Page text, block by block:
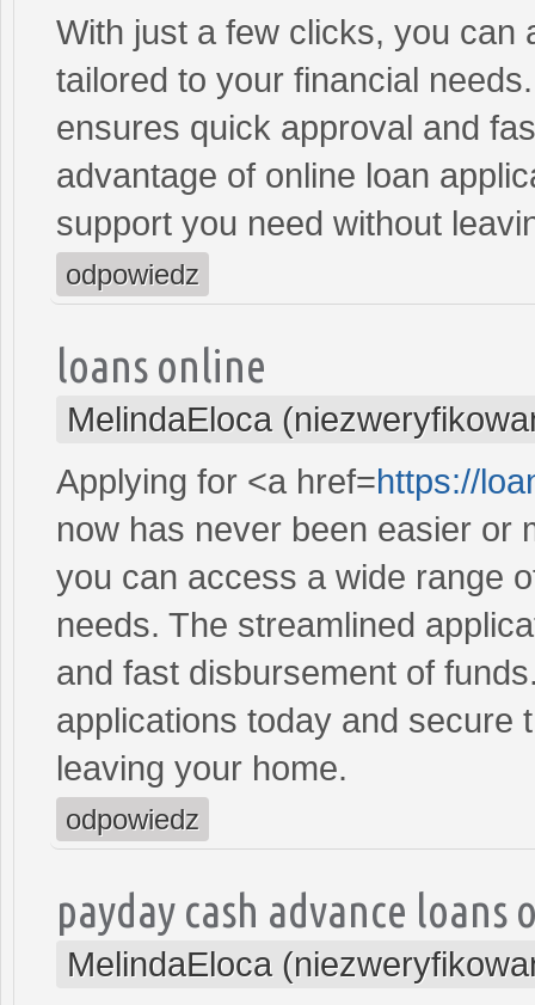
With just a few clicks, you can
tailored to your financial
ensures quick approval and
advantage of online loan
support you need without
odpowiedz
loans online
MelindaEloca
Applying for <a href=https://
now has never been easier or
you can access a wide range
needs. The streamlined
and fast disbursement of
applications today and secure
leaving your home.
odpowiedz
payday cash advance loans
MelindaEloca